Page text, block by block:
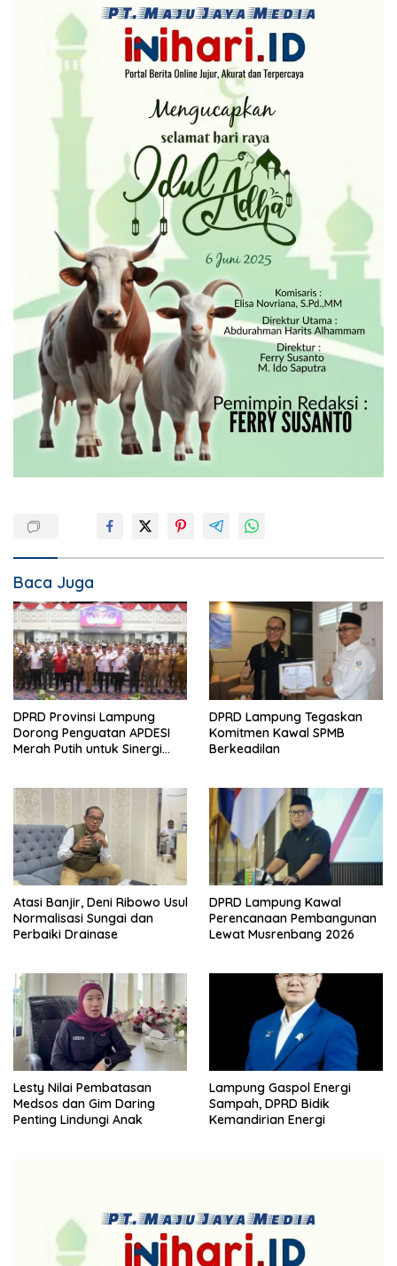
Baca Juga
DPRD Provinsi Lampung
Dorong Penguatan APDESI
Merah Putih untuk Sinergi
DPRD Lampung Tegaskan
Komitmen Kawal SPMB
Berkeadilan
Atasi Banjir, Deni Ribowo Usul
Normalisasi Sungai dan
Perbaiki Drainase
DPRD Lampung Kawal
Perencanaan Pembangunan
Lewat Musrenbang 2026
Lesty Nilai Pembatasan
Medsos dan Gim Daring
Penting Lindungi Anak
Lampung Gaspol Energi
Sampah, DPRD Bidik
Kemandirian Energi